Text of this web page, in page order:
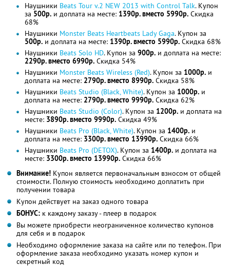
Наушники Beats Tour v.2 NEW 2013 with Control Talk. Купон
за 500р. и доплата на месте: 1390р. вместо 5990р. Скидка
68%
Наушники Monster Beats Heartbeats Lady Gaga. Купон за
500р. и доплата на месте: 1390р. вместо 5990р. Скидка 68%
Наушники Beats Solo HD. Купон за 900р. и доплата на месте:
2290р. вместо 6990р. Скидка 54%
Наушники Monster Beats Wireless (Red). Купон за 1000р. и
доплата на месте: 2790р. вместо 8990р. Скидка 58%
Наушники Beats Studio (Black, White). Купон за 1000р. и
доплата на месте: 2790р. вместо 9990р. Скидка 62%
Наушники Beats Studio (Color). Купон за 1200р. и доплата на
месте: 3890р. вместо 9990р. Скидка 49%
Наушники Beats Pro (Black, White). Купон за 1400р. и
доплата на месте: 3300р. вместо 13990р. Скидка 66%
Наушники Beats Pro (DETOX). Купон за 1400р. и доплата на
месте: 3300р. вместо 13990р. Скидка 66%
Внимание! Купон является первоначальным взносом от общей
стоимости. Полную стоимость необходимо доплатить при
получении товара
Купон действует на заказ одного товара
БОНУС: к каждому заказу - плеер в подарок
Вы можете приобрести неограниченное количество купонов
для себя и в подарок
Необходимо оформление заказа на сайте или по телефон. При
оформление заказа необходимо указать номер купон и
секретный код